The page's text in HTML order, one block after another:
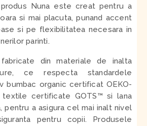
Nuna este creat pentru a
si mai placuta, punand accent
si pe flexibilitatea necesara in
parinti.
din materiale de inalta
ce respecta standardele
bumbac organic certificat OEKO-
certificate GOTS™ si lana
pentru a asigura cel mai inalt nivel
pentru copii. Produsele